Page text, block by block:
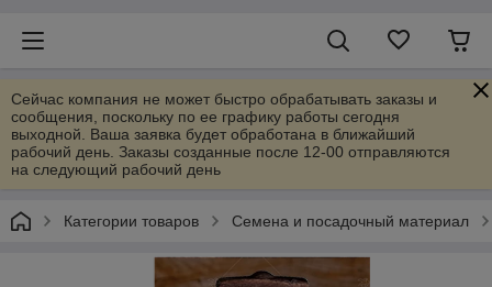
Сейчас компания не может быстро обрабатывать заказы и
сообщения, поскольку по ее графику работы сегодня
выходной. Ваша заявка будет обработана в ближайший
рабочий день. Заказы созданные после 12-00 отправляются
на следующий рабочий день
Категории товаров Семена и посадочный материал